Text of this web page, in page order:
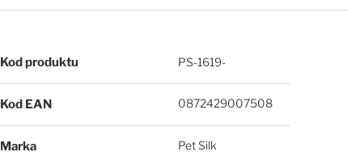
Więcej informacji
Kod produktu PS-1619-
Kod EAN 0872429007508
Marka Pet Silk